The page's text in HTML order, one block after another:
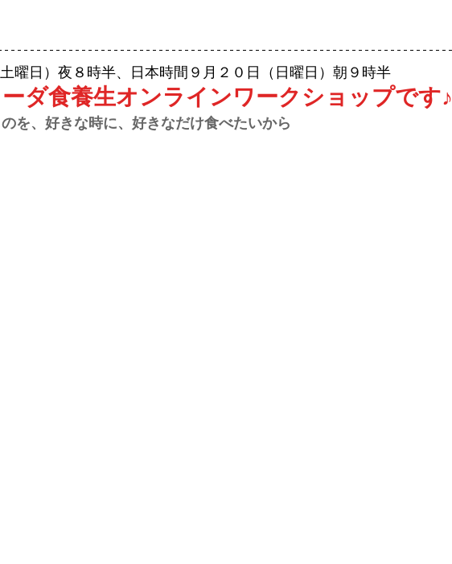
曜日）夜８時半、日本時間９月２０日（日曜日）朝９時半
ダ食養生オンラインワークショップです♪
好きなものを、好きな時に、好きなだけ食べたいから